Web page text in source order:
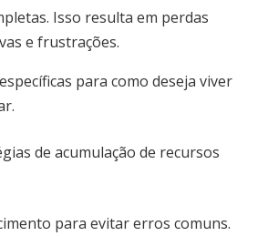
Isso resulta em perdas
e frustrações.
para como deseja viver
de acumulação de recursos
para evitar erros comuns.